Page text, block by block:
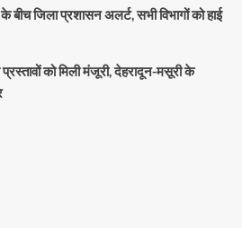
के बीच जिला प्रशासन अलर्ट, सभी विभागों को हाई
को मिली मंजूरी, देहरादून-मसूरी के